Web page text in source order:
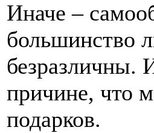
Иначе –
большинство
безразличны.
причине, что
подарков.